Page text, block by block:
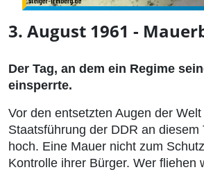
3. August 1961 -
Der Tag, an dem ein Regime
einsperrte.
Vor den entsetzten Augen der
Staatsführung der DDR an diesem
hoch. Eine Mauer nicht zum
Kontrolle ihrer Bürger. Wer fliehen